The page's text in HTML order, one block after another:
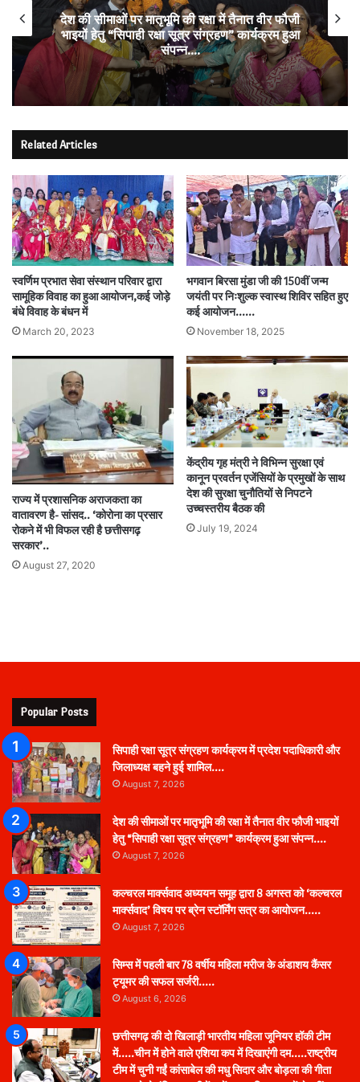
देश की सीमाओं पर मातृभूमि की रक्षा में तैनात वीर फौजी
भाइयों हेतु “सिपाही रक्षा सूत्र संग्रहण” कार्यक्रम हुआ
संपन्न….
Related Articles
स्वर्णिम प्रभात सेवा संस्थान परिवार द्वारा
सामूहिक विवाह का हुआ आयोजन,कई जोड़े
बंधे विवाह के बंधन में
March 20, 2023
भगवान बिरसा मुंडा जी की 150वीं जन्म
जयंती पर निःशुल्क स्वास्थ शिविर सहित हुए
कई आयोजन……
November 18, 2025
राज्य में प्रशासनिक अराजकता का
वातावरण है- सांसद.. ‘कोरोना का प्रसार
रोकने में भी विफल रही है छत्तीसगढ़
सरकार’..
August 27, 2020
केंद्रीय गृह मंत्री ने विभिन्न सुरक्षा एवं
कानून प्रवर्तन एजेंसियों के प्रमुखों के साथ
देश की सुरक्षा चुनौतियों से निपटने
उच्चस्तरीय बैठक की
July 19, 2024
Popular Posts
सिपाही रक्षा सूत्र संग्रहण कार्यक्रम में प्रदेश पदाधिकारी और
जिलाध्यक्ष बहने हुई शामिल….
August 7, 2026
देश की सीमाओं पर मातृभूमि की रक्षा में तैनात वीर फौजी भाइयों
हेतु “सिपाही रक्षा सूत्र संग्रहण” कार्यक्रम हुआ संपन्न….
August 7, 2026
कल्चरल मार्क्सवाद अध्ययन समूह द्वारा 8 अगस्त को ‘कल्चरल
मार्क्सवाद’ विषय पर ब्रेन स्टॉर्मिंग सत्र का आयोजन…..
August 7, 2026
सिम्स में पहली बार 78 वर्षीय महिला मरीज के अंडाशय कैंसर
ट्यूमर की सफल सर्जरी…..
August 6, 2026
छत्तीसगढ़ की दो खिलाड़ी भारतीय महिला जूनियर हॉकी टीम
में…..चीन में होने वाले एशिया कप में दिखाएंगी दम…..राष्ट्रीय
टीम में चुनी गईं कांसाबेल की मधु सिदार और बोड़ला की गीता